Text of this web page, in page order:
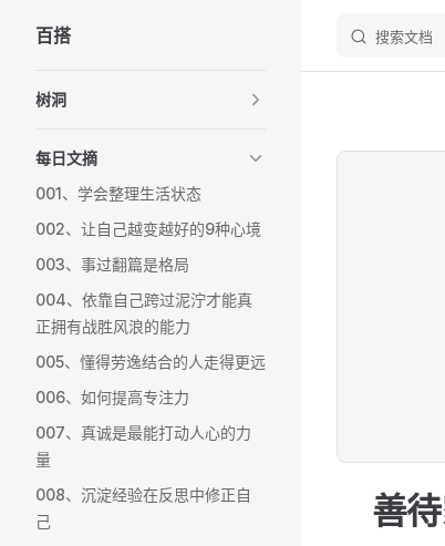
Skip to content
百搭 搜索文档
树洞
每日文摘
001、学会整理生活状态
002、让自己越变越好的9种心境
003、事过翻篇是格局
004、依靠自己跨过泥泞才能真
正拥有战胜风浪的能力
005、懂得劳逸结合的人走得更远
006、如何提高专注力
007、真诚是最能打动人心的力
量
008、沉淀经验在反思中修正自
己
善